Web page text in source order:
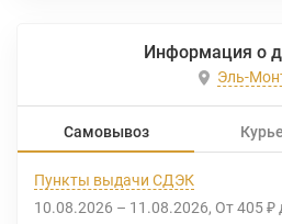
Информация о
Эль-
Самовывоз
Пункты выдачи СДЭК
10.08.2026 – 11.08.2026 От 405 ₽